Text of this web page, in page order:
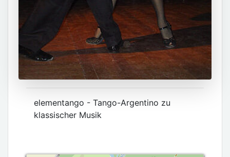
elementango - Tango-Argentino zu
klassischer Musik